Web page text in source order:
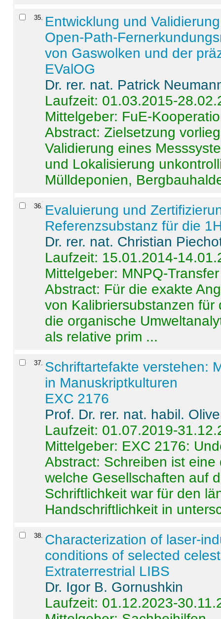
35. Entwicklung und
Open-Path-
von Gaswolken und der
EValOG
Dr. rer. nat. Patrick
Laufzeit: 01.03.2015-
Mittelgeber: FuE-
Abstract:Zielsetzung
Validierung eines
und Lokalisierung
Mülldeponien,
36. Evaluierung und
Referenzsubstanz für die
Dr. rer. nat. Christian
Laufzeit: 15.01.2014-
Mittelgeber: MNPQ-Transfer
Abstract: Für die exakte
von Kalibriersubstanzen
die organische
als relative prim ...
37. Schriftartefakte verstehen:
in Manuskriptkulturen
EXC 2176
Prof. Dr. rer. nat. habil.
Laufzeit: 01.07.2019-
Mittelgeber: EXC 2176:
Abstract: Schreiben ist
welche Gesellschaften auf
Schriftlichkeit war für den
Handschriftlichkeit in
38. Characterization of laser-
conditions of selected
Extraterrestrial LIBS
Dr. Igor B. Gornushkin
Laufzeit: 01.12.2023-